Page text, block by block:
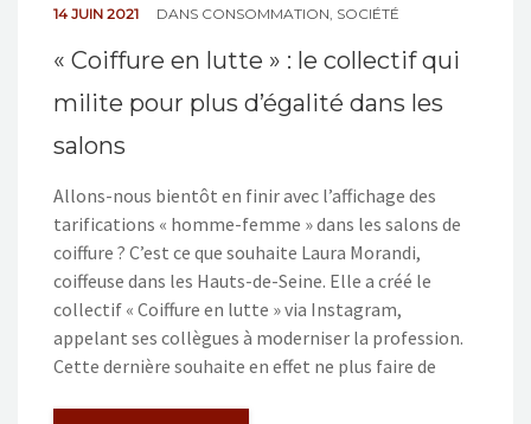
14 JUIN 2021 DANS CONSOMMATION SOCIÉTÉ
« Coiffure en lutte » : le collectif qui
milite pour plus d’égalité dans les
salons
Allons-nous bientôt en finir avec l’affichage des
tarifications « homme-femme » dans les salons de
coiffure ? C’est ce que souhaite Laura Morandi,
coiffeuse dans les Hauts-de-Seine. Elle a créé le
collectif « Coiffure en lutte » via Instagram,
appelant ses collègues à moderniser la profession.
Cette dernière souhaite en effet ne plus faire de